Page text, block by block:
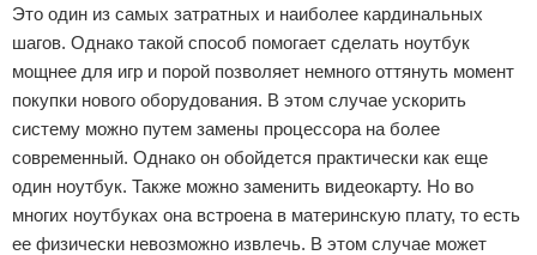
Это один из самых затратных и наиболее кардинальных
шагов. Однако такой способ помогает сделать ноутбук
мощнее для игр и порой позволяет немного оттянуть момент
покупки нового оборудования. В этом случае ускорить
систему можно путем замены процессора на более
современный. Однако он обойдется практически как еще
один ноутбук. Также можно заменить видеокарту. Но во
многих ноутбуках она встроена в материнскую плату, то есть
ее физически невозможно извлечь. В этом случае может